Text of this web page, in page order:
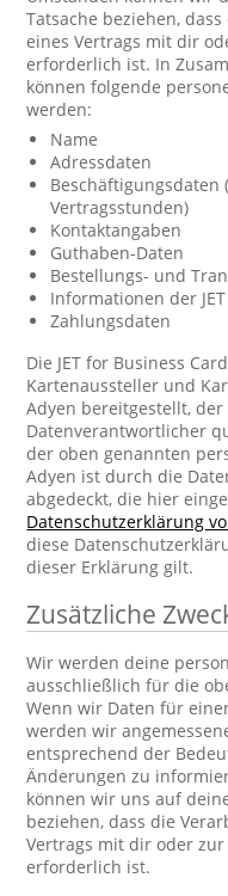
Tatsache beziehen,
eines Vertrags mit dir
erforderlich ist. In
können folgende
werden:
Name
Adressdaten
Beschäftigungsdaten
Vertragsstunden)
Kontaktangaben
Guthaben-Daten
Bestellungs- und
Informationen der
Zahlungsdaten
Die JET for Business
Kartenaussteller und
Adyen bereitgestellt,
Datenverantwortlicher
der oben genannten
Adyen ist durch die
abgedeckt, die hier
Datenschutzerklärung
diese
dieser Erklärung gilt.
Zusätzliche
Wir werden deine
ausschließlich für die
Wenn wir Daten für
werden wir
entsprechend der
Änderungen zu
können wir uns auf
beziehen, dass die
Vertrags mit dir oder
erforderlich ist.